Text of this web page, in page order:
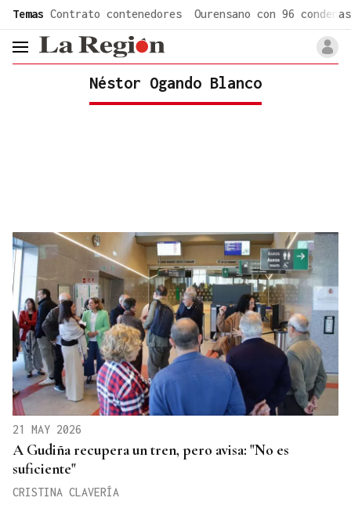
Temas Contrato contenedores Ourensano con 96 condenas
header.menu.open
Néstor Ogando Blanco
21 MAY 2026
A Gudiña recupera un tren, pero avisa: "No es
suficiente"
CRISTINA CLAVERÍA